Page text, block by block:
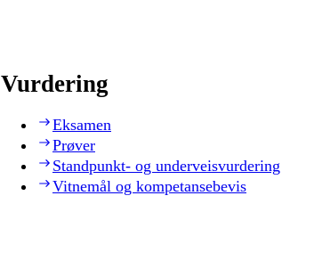
Vurdering
Eksamen
Prøver
Standpunkt- og underveisvurdering
Vitnemål og kompetansebevis